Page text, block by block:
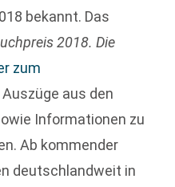
bekannt. Das
2018. Die
zum
aus den
Informationen zu
Ab kommender
deutschlandweit in